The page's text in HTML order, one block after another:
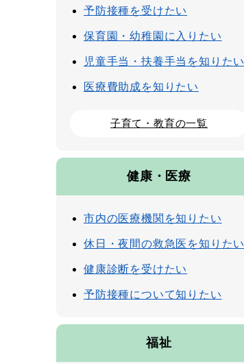
予防接種を受けたい
保育園・幼稚園に入りたい
児童手当・扶養手当を知りたい
医療費助成を知りたい
子育て・教育の一覧
健康・医療
市内の医療機関を知りたい
休日・夜間の救急医を知りたい
健康診断を受けたい
予防接種について知りたい
福祉